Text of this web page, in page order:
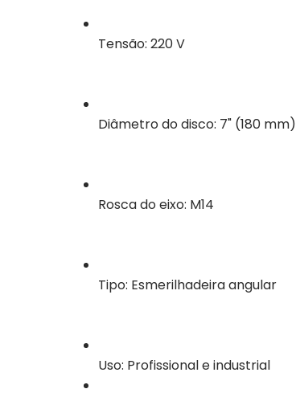
Tensão: 220 V
Diâmetro do disco: 7" (180 mm)
Rosca do eixo: M14
Tipo: Esmerilhadeira angular
Uso: Profissional e industrial